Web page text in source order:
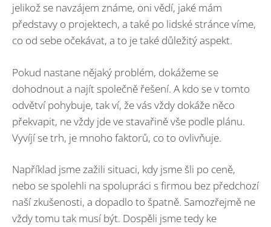
jelikož se navzájem známe, oni vědí, jaké mám
představy o projektech, a také po lidské stránce víme,
co od sebe očekávat, a to je také důležitý aspekt.
Pokud nastane nějaký problém, dokážeme se
dohodnout a najít společně řešení. A kdo se v tomto
odvětví pohybuje, tak ví, že vás vždy dokáže něco
překvapit, ne vždy jde ve stavařině vše podle plánu.
Vyvíjí se trh, je mnoho faktorů, co to ovlivňuje.
Například jsme zažili situaci, kdy jsme šli po ceně,
nebo se spolehli na spolupráci s firmou bez předchozí
naší zkušenosti, a dopadlo to špatně. Samozřejmě ne
vždy tomu tak musí být. Dospěli jsme tedy ke